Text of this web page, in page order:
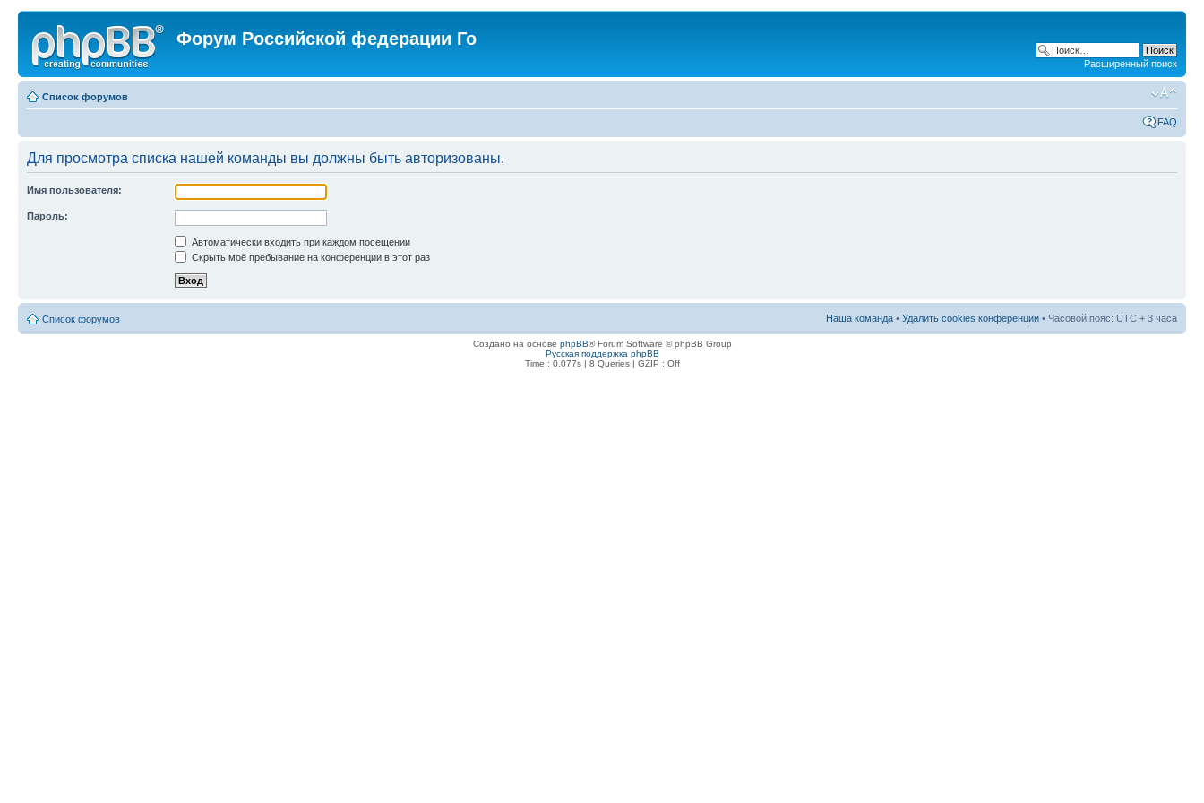
Форум Российской федерации Го
Расширенный поиск
Список форумов
FAQ
Для просмотра списка нашей команды вы должны быть авторизованы.
Имя пользователя:
Пароль:
Автоматически входить при каждом посещении
Скрыть моё пребывание на конференции в этот раз
Список форумов Наша команда • Удалить cookies конференции • Часовой пояс: UTC + 3 часа
Создано на основе phpBB® Forum Software © phpBB Group
Русская поддержка phpBB
Time : 0.077s | 8 Queries | GZIP : Off